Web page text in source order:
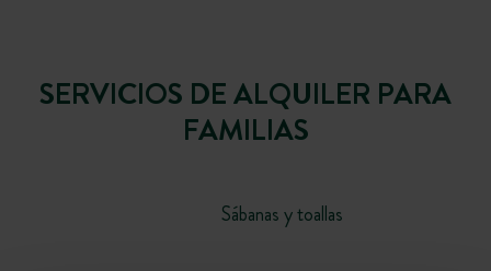
SERVICIOS DE ALQUILER PARA
FAMILIAS
Sábanas y toallas